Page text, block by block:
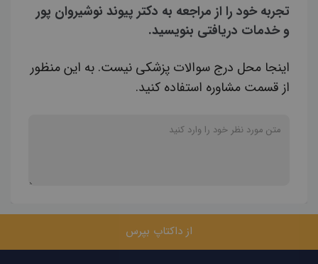
تجربه خود را از مراجعه به دکتر پیوند نوشیروان پور
و خدمات دریافتی بنویسید.
اینجا محل درج سوالات پزشکی نیست. به این منظور
از قسمت مشاوره استفاده کنید.
از داکتاپ بپرس